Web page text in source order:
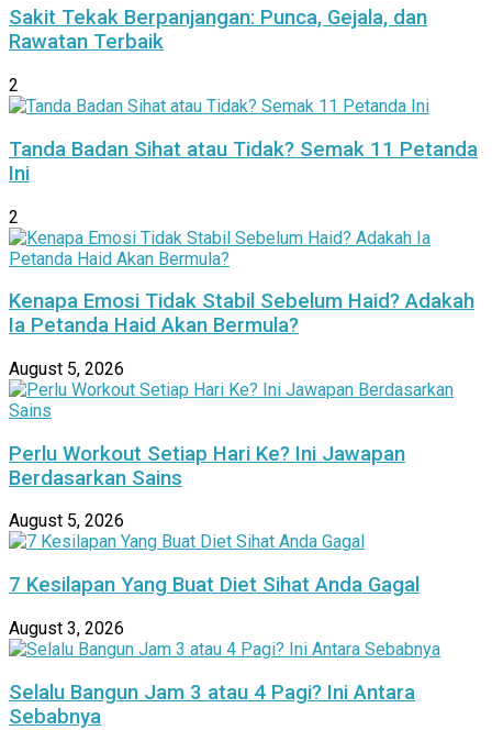
Sakit Tekak Berpanjangan: Punca, Gejala, dan
Rawatan Terbaik
2
Tanda Badan Sihat atau Tidak? Semak 11 Petanda
Ini
2
Kenapa Emosi Tidak Stabil Sebelum Haid? Adakah
Ia Petanda Haid Akan Bermula?
August 5, 2026
Perlu Workout Setiap Hari Ke? Ini Jawapan
Berdasarkan Sains
August 5, 2026
7 Kesilapan Yang Buat Diet Sihat Anda Gagal
August 3, 2026
Selalu Bangun Jam 3 atau 4 Pagi? Ini Antara
Sebabnya